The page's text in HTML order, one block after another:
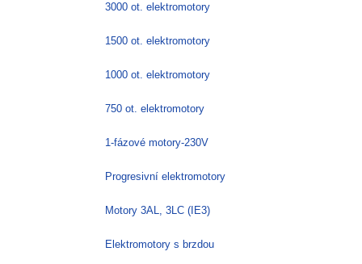
3000 ot. elektromotory
1500 ot. elektromotory
1000 ot. elektromotory
750 ot. elektromotory
1-fázové motory-230V
Progresivní elektromotory
Motory 3AL, 3LC (IE3)
Elektromotory s brzdou